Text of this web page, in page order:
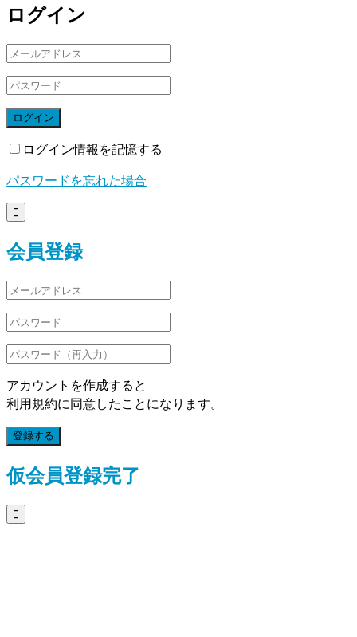
ログイン
ログイン
ログイン情報を記憶する
パスワードを忘れた場合

会員登録
アカウントを作成すると
利用規約に同意したことになります。
登録する
仮会員登録完了
